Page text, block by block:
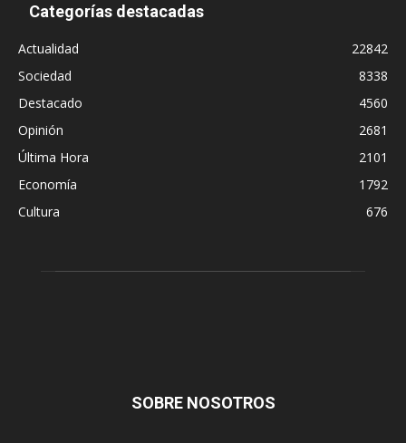
Categorías destacadas
Actualidad
22842
Sociedad
8338
Destacado
4560
Opinión
2681
Última Hora
2101
Economía
1792
Cultura
676
SOBRE NOSOTROS